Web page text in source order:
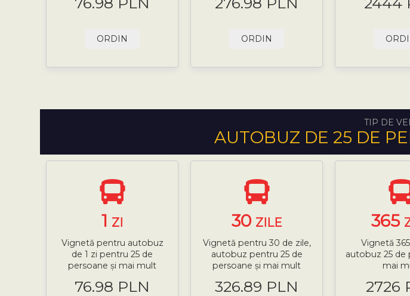
ORDIN ORDIN
TIP DE
AUTOBUZ DE 25 DE
1 ZI
Vignetă pentru autobuz
de 1 zi pentru 25 de
persoane și mai mult
76.98 PLN
30 ZILE
Vignetă pentru 30 de zile,
autobuz pentru 25 de
persoane și mai mult
326.89 PLN
365
Vignetă
autobuz 25 de
mai
2726